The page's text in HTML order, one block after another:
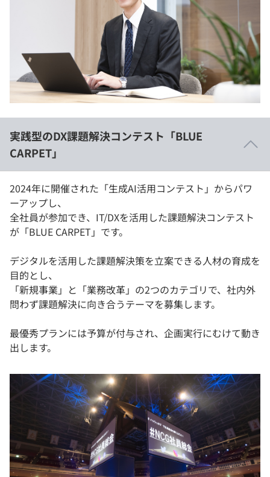
実践型のDX課題解決コンテスト「BLUE
CARPET」
2024年に開催された「生成AI活用コンテスト」からパワ
ーアップし、
全社員が参加でき、IT/DXを活用した課題解決コンテスト
が「BLUE CARPET」です。
デジタルを活⽤した課題解決策を⽴案できる⼈材の育成を
目的とし、
「新規事業」と「業務改⾰」の2つのカテゴリで、社内外
問わず課題解決に向き合うテーマを募集します。
最優秀プランには予算が付与され、企画実⾏にむけて動き
出します。